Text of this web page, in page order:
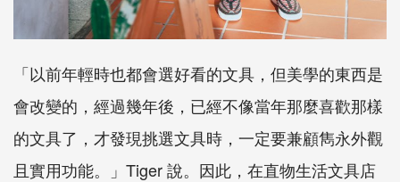
「以前年輕時也都會選好看的文具，但美學的東西是
會改變的，經過幾年後，已經不像當年那麼喜歡那樣
的文具了，才發現挑選文具時，一定要兼顧雋永外觀
且實用功能。」 Tiger說。因此，在直物生活文具店